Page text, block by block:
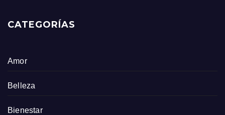
CATEGORÍAS
Amor
Belleza
Bienestar